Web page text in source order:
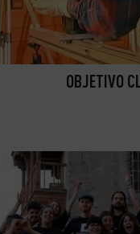
OBJETIVO